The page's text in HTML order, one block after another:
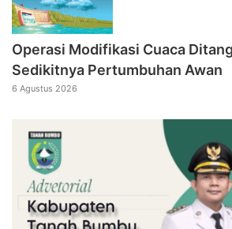
Operasi Modifikasi Cuaca
Sedikitnya Pertumbuhan Awan
6 Agustus 2026